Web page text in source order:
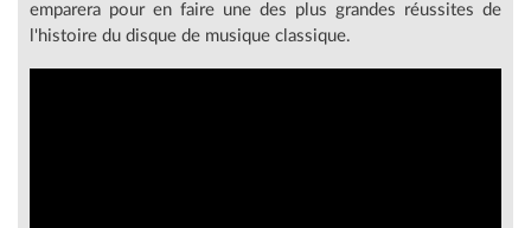
emparera pour en faire une des plus grandes réussites de
l'histoire du disque de musique classique.